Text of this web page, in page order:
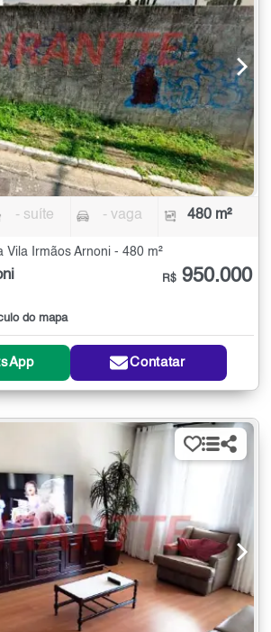
- suíte - vaga 480 m²
Vila Irmãos Arnoni - 480 m²
do mapa
R$ 950.000
Contatar